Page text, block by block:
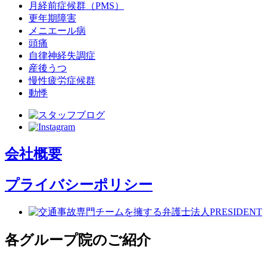
月経前症候群（PMS）
更年期障害
メニエール病
頭痛
自律神経失調症
産後うつ
慢性疲労症候群
動悸
会社概要
プライバシーポリシー
各グループ院のご紹介